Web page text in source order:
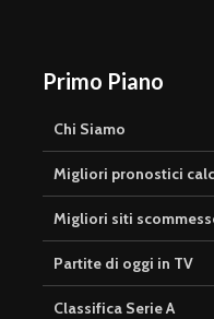
Primo Piano
Chi Siamo
Migliori pronostici
Migliori siti
Partite di oggi in TV
Classifica Serie A